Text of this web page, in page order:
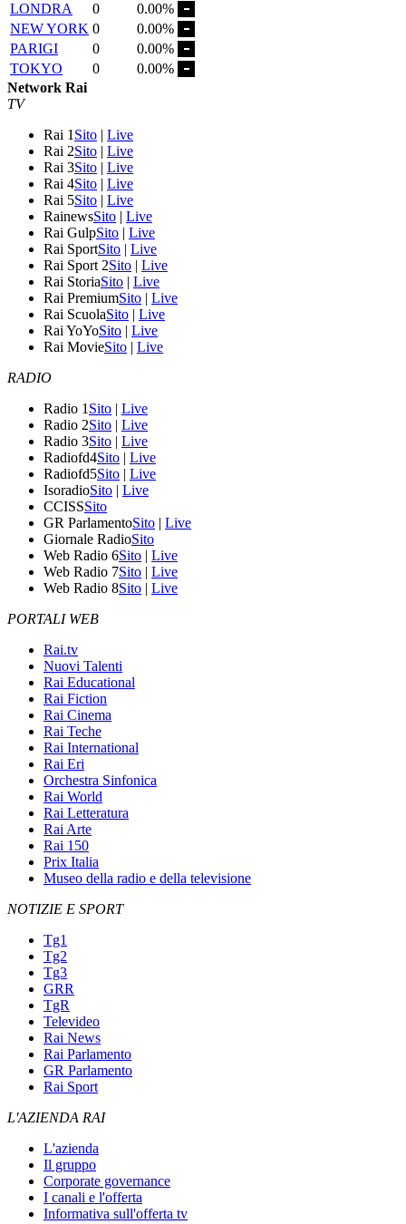
LONDRA
0
0.00%
NEW YORK 0
0.00%
PARIGI
0
0.00%
TOKYO
0
0.00%
Network Rai
TV
Rai 1 Sito | Live
Rai 2Sito | Live
Rai 3Sito | Live
Rai 4Sito | Live
Rai 5Sito | Live
RainewsSito | Live
Rai GulpSito | Live
Rai SportSito | Live
Rai Sport 2Sito | Live
Rai StoriaSito | Live
Rai PremiumSito | Live
Rai ScuolaSito | Live
Rai YoYoSito | Live
Rai MovieSito | Live
RADIO
Radio 1 Sito | Live
Radio 2Sito | Live
Radio 3Sito | Live
Radiofd4Sito | Live
Radiofd5Sito | Live
IsoradioSito | Live
CCISSSito
GR ParlamentoSito | Live
Giornale RadioSito
Web Radio 6Sito | Live
Web Radio 7Sito | Live
Web Radio 8Sito | Live
PORTALI WEB
Rai.tv
Nuovi Talenti
Rai Educational
Rai Fiction
Rai Cinema
Rai Teche
Rai International
Rai Eri
Orchestra Sinfonica
Rai World
Rai Letteratura
Rai Arte
Rai 150
Prix Italia
Museo della radio e della televisione
NOTIZIE E SPORT
Tg1
Tg2
Tg3
GRR
TgR
Televideo
Rai News
Rai Parlamento
GR Parlamento
Rai Sport
L'AZIENDA RAI
L'azienda
Il gruppo
Corporate governance
I canali e l'offerta
Informativa sull'offerta tv